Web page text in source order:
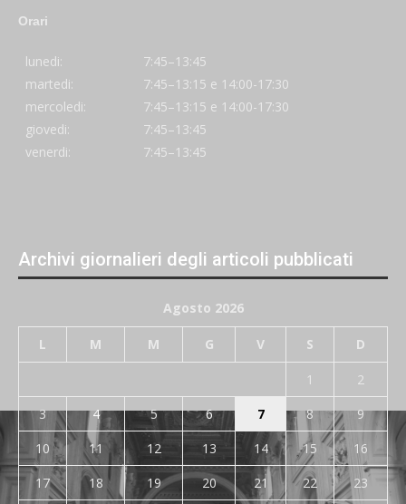
Orari
lunedi:
7:45–13:45
martedi:
7:45–13:15 e 14:00-17:30
mercoledi:
7:45–13:15 e 14:00-17:30
giovedi:
7:45–13:45
venerdi:
7:45–13:45
Archivi giornalieri degli articoli pubblicati
Agosto 2026
L M M G V S D
1
2
3
4 5 6 7 8
9
10
11 12 13 14 15
16
17
18 19 20 21 22 23